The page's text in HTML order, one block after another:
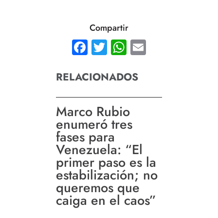
Compartir
Facebook
TwitterWhatsApp
RELACIONADOS
Marco Rubio
enumeró tres
fases para
Venezuela: “El
primer paso es la
estabilización; no
queremos que
caiga en el caos”